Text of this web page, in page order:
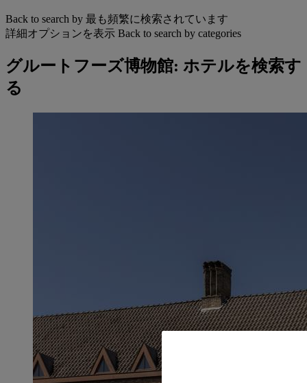
Back to search by 最も頻繁に検索されています
詳細オプションを表示 Back to search by categories
グルートフーズ博物館: ホテルを検索す
る